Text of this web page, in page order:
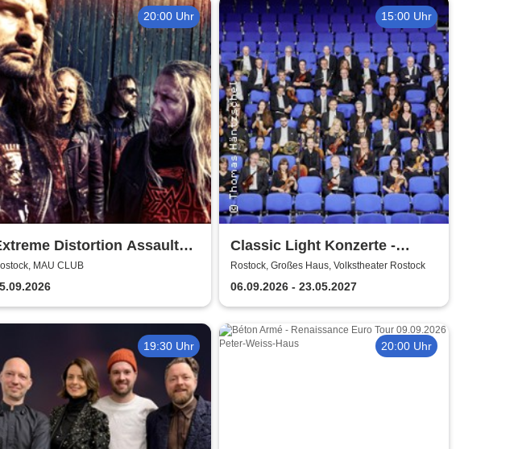
20:00 Uhr
Distortion Assault
MAU CLUB
15:00 Uhr
Classic Light Konzerte -
Volkstheater Rostock
Rostock, Großes Haus, Volkstheater Rostock
06.09.2026 - 23.05.2027
19:30 Uhr 20:00 Uhr